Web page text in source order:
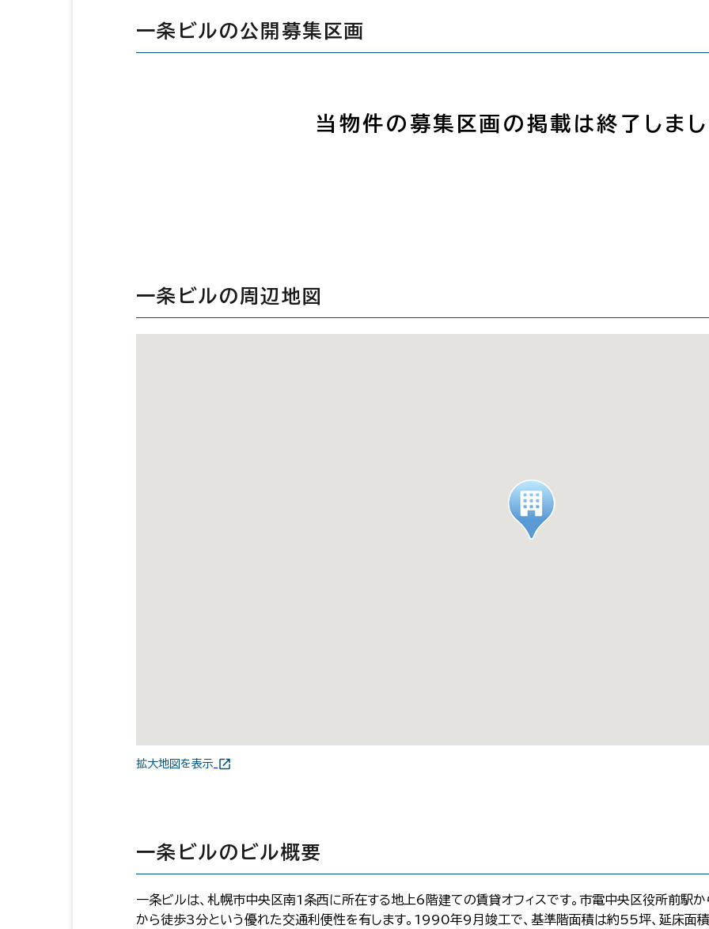
一条ビルの公開募集区画
当物件の募集区画の掲載は終了しまし
一条ビルの周辺地図
拡大地図を表示
一条ビルのビル概要
一条ビルは、札幌市中央区南1条西に所在する地上6階建ての賃貸オフィスです。市電中央区役所前駅
から徒歩3分という優れた交通利便性を有します。1990年9月竣工で、基準階面積は約55坪、延床面